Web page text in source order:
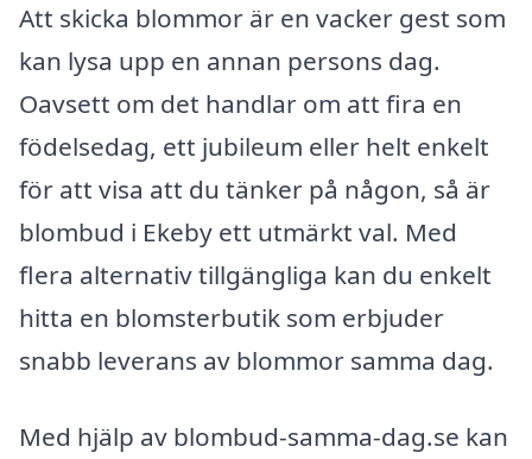
Att skicka blommor är en vacker gest som
kan lysa upp en annan persons dag.
Oavsett om det handlar om att fira en
födelsedag, ett jubileum eller helt enkelt
för att visa att du tänker på någon, så är
blombud i Ekeby ett utmärkt val. Med
flera alternativ tillgängliga kan du enkelt
hitta en blomsterbutik som erbjuder
snabb leverans av blommor samma dag.
Med hjälp av blombud-samma-dag.se kan